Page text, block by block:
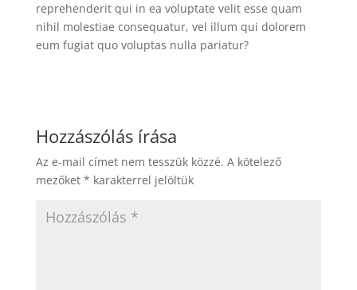
reprehenderit qui in ea voluptate velit esse quam
nihil molestiae consequatur, vel illum qui dolorem
eum fugiat quo voluptas nulla pariatur?
Hozzászólás írása
Az e-mail címet nem tesszük közzé. A kötelező
mezőket * karakterrel jelöltük